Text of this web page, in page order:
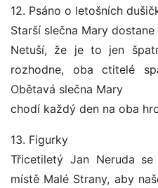
12. Psáno o letošních
Starší slečna Mary
Netuší, že je to jen
rozhodne, oba ctitelé
Obětavá slečna Mary
chodí každý den na oba
13. Figurky
Třicetiletý Jan Neruda
místě Malé Strany, aby